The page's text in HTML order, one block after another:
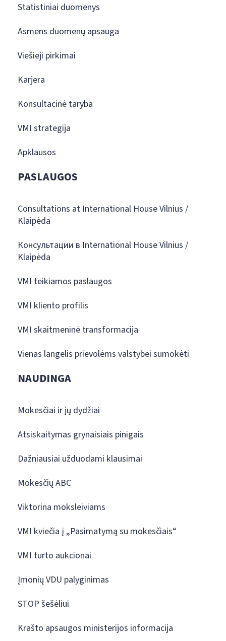
Statistiniai duomenys
Asmens duomenų apsauga
Viešieji pirkimai
Karjera
Konsultacinė taryba
VMI strategija
Apklausos
PASLAUGOS
Consultations at International House Vilnius /
Klaipėda
Консультации в International House Vilnius /
Klaipėda
VMI teikiamos paslaugos
VMI kliento profilis
VMI skaitmeninė transformacija
Vienas langelis prievolėms valstybei sumokėti
NAUDINGA
Mokesčiai ir jų dydžiai
Atsiskaitymas grynaisiais pinigais
Dažniausiai užduodami klausimai
Mokesčių ABC
Viktorina moksleiviams
VMI kviečia į „Pasimatymą su mokesčiais“
VMI turto aukcionai
Įmonių VDU palyginimas
STOP šešėliui
Krašto apsaugos ministerijos informacija